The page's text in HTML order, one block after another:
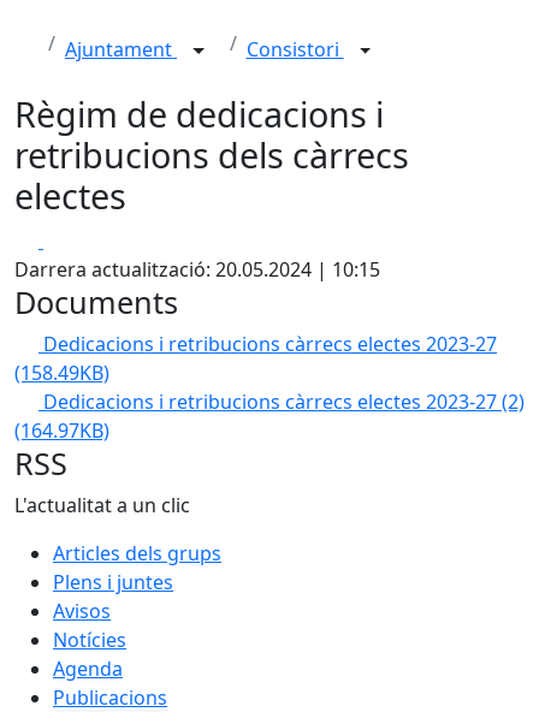
Ajuntament Consistori
Règim de dedicacions i
retribucions dels càrrecs
electes
Darrera actualització: 20.05.2024 | 10:15
Documents
Dedicacions i retribucions càrrecs electes 2023-27
(158.49KB)
Dedicacions i retribucions càrrecs electes 2023-27 (2)
(164.97KB)
RSS
L'actualitat a un clic
Articles dels grups
Plens i juntes
Avisos
Notícies
Agenda
Publicacions